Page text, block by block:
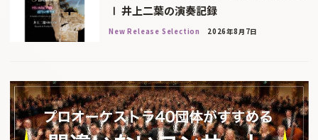
Ⅰ 井上二葉の演奏記録
New Release Selection 2026年8月7日